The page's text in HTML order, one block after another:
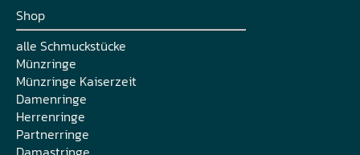
Shop
alle Schmuckstücke
Münzringe
Münzringe Kaiserzeit
Damenringe
Herrenringe
Partnerringe